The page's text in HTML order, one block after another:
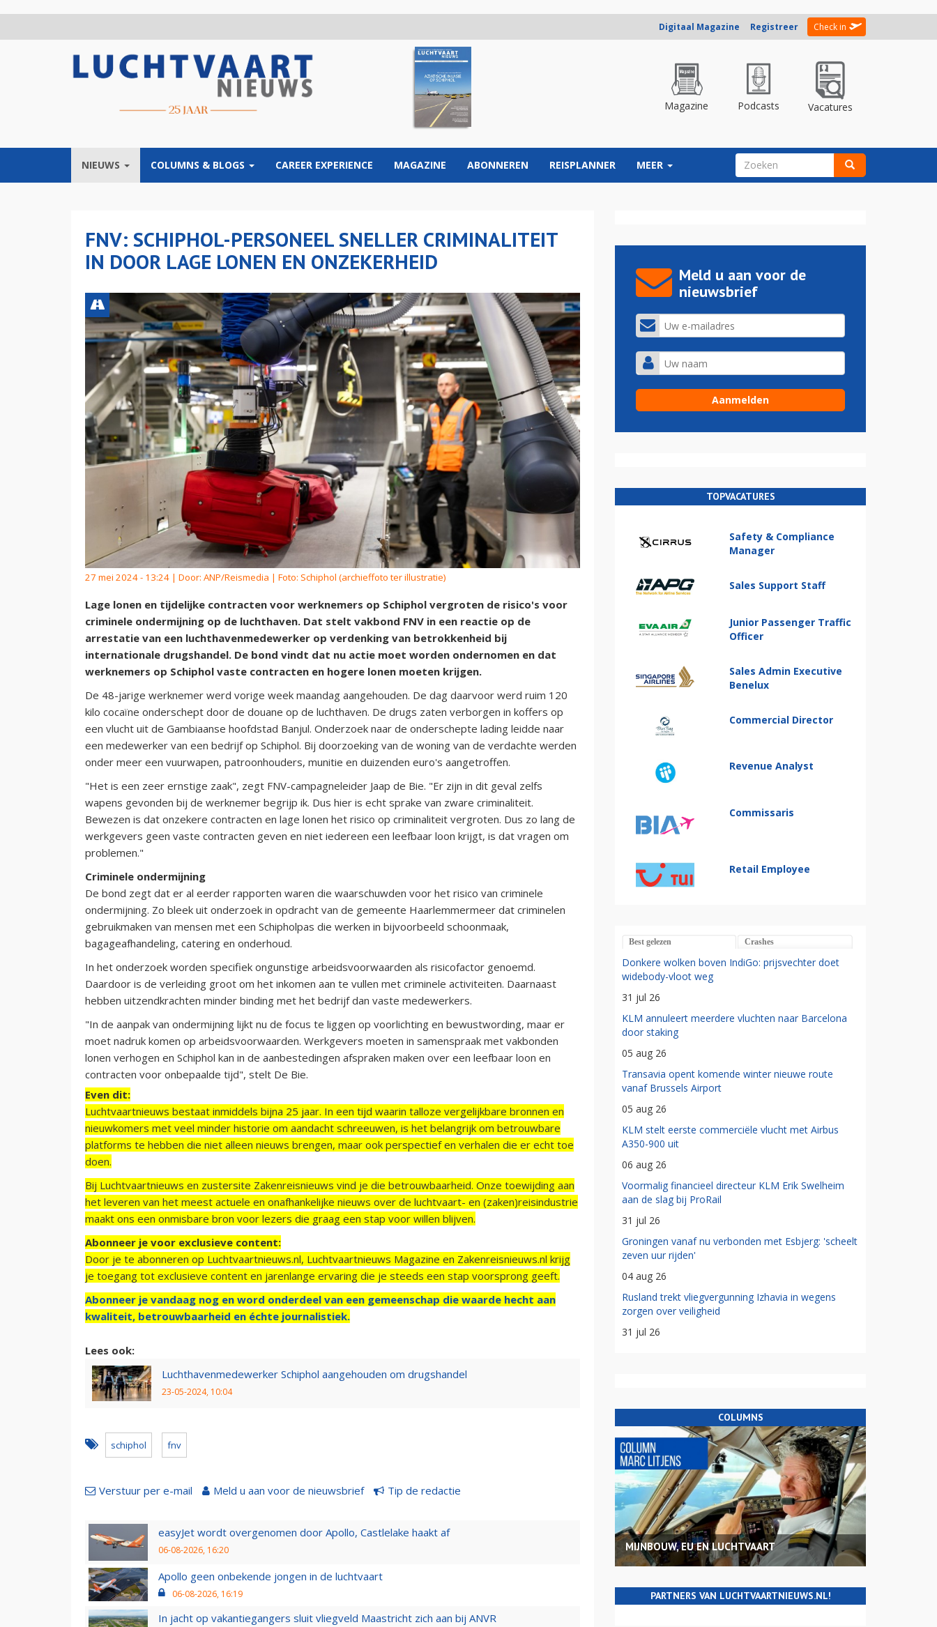
Digitaal Magazine Registreer Check in
Magazine Podcasts Vacatures
NIEUWS COLUMNS & BLOGS CAREER EXPERIENCE MAGAZINE ABONNEREN REISPLANNER MEER ZOEKVELD
FNV: SCHIPHOL-PERSONEEL SNELLER CRIMINALITEIT
IN DOOR LAGE LONEN EN ONZEKERHEID
27 mei 2024 - 13:24 | Door: ANP/Reismedia | Foto: Schiphol (archieffoto ter illustratie)
Lage lonen en tijdelijke contracten voor werknemers op Schiphol vergroten de risico's voor
criminele ondermijning op de luchthaven. Dat stelt vakbond FNV in een reactie op de
arrestatie van een luchthavenmedewerker op verdenking van betrokkenheid bij
internationale drugshandel. De bond vindt dat nu actie moet worden ondernomen en dat
werknemers op Schiphol vaste contracten en hogere lonen moeten krijgen.
De 48-jarige werknemer werd vorige week maandag aangehouden. De dag daarvoor werd ruim 120
kilo cocaïne onderschept door de douane op de luchthaven. De drugs zaten verborgen in koffers op
een vlucht uit de Gambiaanse hoofdstad Banjul. Onderzoek naar de onderschepte lading leidde naar
een medewerker van een bedrijf op Schiphol. Bij doorzoeking van de woning van de verdachte werden
onder meer een vuurwapen, patroonhouders, munitie en duizenden euro's aangetroffen.
"Het is een zeer ernstige zaak", zegt FNV-campagneleider Jaap de Bie. "Er zijn in dit geval zelfs
wapens gevonden bij de werknemer begrijp ik. Dus hier is echt sprake van zware criminaliteit.
Bewezen is dat onzekere contracten en lage lonen het risico op criminaliteit vergroten. Dus zo lang de
werkgevers geen vaste contracten geven en niet iedereen een leefbaar loon krijgt, is dat vragen om
problemen."
Criminele ondermijning
De bond zegt dat er al eerder rapporten waren die waarschuwden voor het risico van criminele
ondermijning. Zo bleek uit onderzoek in opdracht van de gemeente Haarlemmermeer dat criminelen
gebruikmaken van mensen met een Schipholpas die werken in bijvoorbeeld schoonmaak,
bagageafhandeling, catering en onderhoud.
In het onderzoek worden specifiek ongunstige arbeidsvoorwaarden als risicofactor genoemd.
Daardoor is de verleiding groot om het inkomen aan te vullen met criminele activiteiten. Daarnaast
hebben uitzendkrachten minder binding met het bedrijf dan vaste medewerkers.
"In de aanpak van ondermijning lijkt nu de focus te liggen op voorlichting en bewustwording, maar er
moet nadruk komen op arbeidsvoorwaarden. Werkgevers moeten in samenspraak met vakbonden
lonen verhogen en Schiphol kan in de aanbestedingen afspraken maken over een leefbaar loon en
contracten voor onbepaalde tijd", stelt De Bie.
Even dit:
Luchtvaartnieuws bestaat inmiddels bijna 25 jaar. In een tijd waarin talloze vergelijkbare bronnen en
nieuwkomers met veel minder historie om aandacht schreeuwen, is het belangrijk om betrouwbare
platforms te hebben die niet alleen nieuws brengen, maar ook perspectief en verhalen die er echt toe
doen.
Bij Luchtvaartnieuws en zustersite Zakenreisnieuws vind je die betrouwbaarheid. Onze toewijding aan
het leveren van het meest actuele en onafhankelijke nieuws over de luchtvaart- en (zaken)reisindustrie
maakt ons een onmisbare bron voor lezers die graag een stap voor willen blijven.
Abonneer je voor exclusieve content:
Door je te abonneren op Luchtvaartnieuws.nl, Luchtvaartnieuws Magazine en Zakenreisnieuws.nl krijg
je toegang tot exclusieve content en jarenlange ervaring die je steeds een stap voorsprong geeft.
Abonneer je vandaag nog en word onderdeel van een gemeenschap die waarde hecht aan
kwaliteit, betrouwbaarheid en échte journalistiek.
Lees ook:
Luchthavenmedewerker Schiphol aangehouden om drugshandel
23-05-2024, 10:04
schiphol fnv
Verstuur per e-mail Meld u aan voor de nieuwsbrief Tip de redactie
easyJet wordt overgenomen door Apollo, Castlelake haakt af
06-08-2026, 16:20
Apollo geen onbekende jongen in de luchtvaart
06-08-2026, 16:19
In jacht op vakantiegangers sluit vliegveld Maastricht zich aan bij ANVR
Meld u aan voor de
nieuwsbrief
TOPVACATURES
Safety & Compliance
Manager
Sales Support Staff
Junior Passenger Traffic
Officer
Sales Admin Executive
Benelux
Commercial Director
Revenue Analyst
Commissaris
Retail Employee
Best gelezen Crashes
Donkere wolken boven IndiGo: prijsvechter doet
widebody-vloot weg
31 jul 26
KLM annuleert meerdere vluchten naar Barcelona
door staking
05 aug 26
Transavia opent komende winter nieuwe route
vanaf Brussels Airport
05 aug 26
KLM stelt eerste commerciële vlucht met Airbus
A350-900 uit
06 aug 26
Voormalig financieel directeur KLM Erik Swelheim
aan de slag bij ProRail
31 jul 26
Groningen vanaf nu verbonden met Esbjerg: 'scheelt
zeven uur rijden'
04 aug 26
Rusland trekt vliegvergunning Izhavia in wegens
zorgen over veiligheid
31 jul 26
COLUMNS
MIJNBOUW, EU EN LUCHTVAART
PARTNERS VAN LUCHTVAARTNIEUWS.NL!